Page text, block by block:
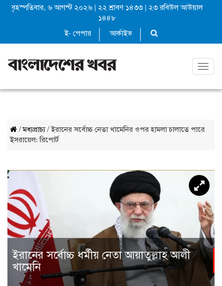
বৃহস্পতিবার, ৬ আগস্ট ২০২৬ | ২২ শ্রাবণ ১৪৩৩ | ২৩ রবিউল আউয়াল
১৪৪৮
ই- পেপার
আর্কাইভ
/মধ্যপ্রাচ্য/ ইরানের সর্বোচ্চ নেতা খামেনির ওপর হামলা চালাতে পারে
ইসরায়েল: রিপোর্ট
ইরানের সর্বোচ্চ ধর্মীয় নেতা আয়াতুল্লাহ আলী
খামেনি